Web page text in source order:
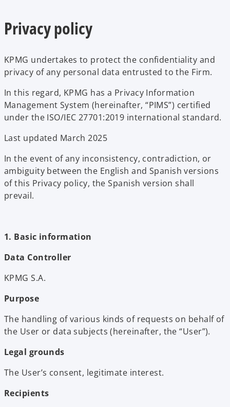
Privacy policy
KPMG undertakes to protect the confidentiality and
privacy of any personal data entrusted to the Firm.
In this regard, KPMG has a Privacy Information
Management System (hereinafter, “PIMS”) certified
under the ISO/IEC 27701:2019 international standard.
Last updated March 2025
In the event of any inconsistency, contradiction, or
ambiguity between the English and Spanish versions
of this Privacy policy, the Spanish version shall
prevail.
1. Basic information
Data Controller
KPMG S.A.
Purpose
The handling of various kinds of requests on behalf of
the User or data subjects (hereinafter, the “User”).
Legal grounds
The User’s consent, legitimate interest.
Recipients